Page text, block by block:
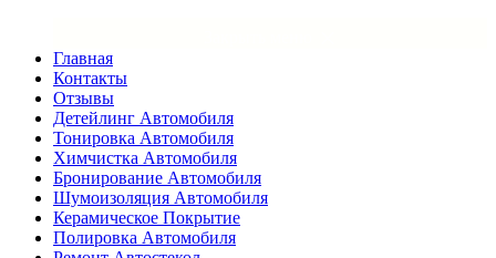
Главная
Контакты
Отзывы
Детейлинг Автомобиля
Тонировка Автомобиля
Химчистка Автомобиля
Бронирование Автомобиля
Шумоизоляция Автомобиля
Керамическое Покрытие
Полировка Автомобиля